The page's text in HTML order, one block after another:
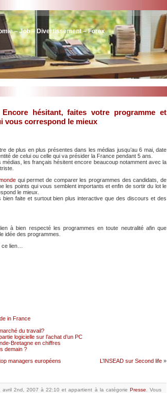
– Job – Divertissement – Forex
Encore hésitant, faites votre programme et
vous correspond le mieux
de plus en plus présentes dans les médias jusqu’au 6 mai, date
de celui ou celle qui va présider la France pendant 5 ans.
médias, les français hésitent encore beaucoup notamment avec la
qui permet de comparer les programmes des candidats, de
les points qui vous semblent importants et enfin de sortir du lot le
le mieux.
faite et surtout bien plus interactive que des discours et des
à bien respecté les programmes en toute neutralité afin que
idée des programmes.
ce lien…
in France
du travail?
logicielle sur l’achat d’un PC
Bretagne en chiffres
demain ?
managers européens L’INSEAD sur Second life »
avril 2nd, 2007 à 22:10et appartient à la catégorie Presse .Vous